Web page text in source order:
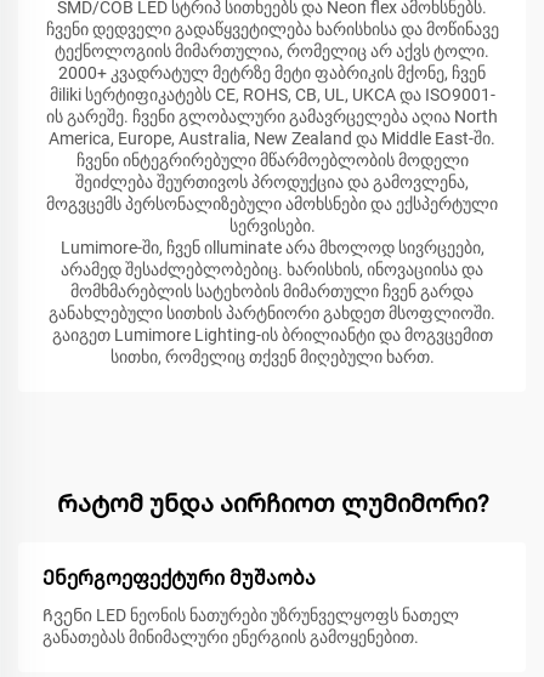
SMD/COB LED სტრიპ სითხეებს და Neon flex ამოხსნებს.
ჩვენი დედველი გადაწყვეტილება ხარისხისა და მოწინავე
ტექნოლოგიის მიმართულია, რომელიც არ აქვს ტოლი.
2000+ კვადრატულ მეტრზე მეტი ფაბრიკის მქონე, ჩვენ
მiliki სერტიფიკატებს CE, ROHS, CB, UL, UKCA და ISO9001-
ის გარეშე. ჩვენი გლობალური გამავრცელება აღია North
America, Europe, Australia, New Zealand და Middle East-ში.
ჩვენი ინტეგრირებული მწარმოებლობის მოდელი
შეიძლება შეურთივოს პროდუქცია და გამოვლენა,
მოგვცემს პერსონალიზებული ამოხსნები და ექსპერტული
სერვისები.
Lumimore-ში, ჩვენ იlluminate არა მხოლოდ სივრცეები,
არამედ შესაძლებლობებიც. ხარისხის, ინოვაციისა და
მომხმარებლის სატეხობის მიმართული ჩვენ გარდა
განახლებული სითხის პარტნიორი გახდეთ მსოფლიოში.
გაიგეთ Lumimore Lighting-ის ბრილიანტი და მოგვცემით
სითხი, რომელიც თქვენ მიღებული ხართ.
Რატომ უნდა აირჩიოთ ლუმიმორი?
Ენერგოეფექტური მუშაობა
Ჩვენი LED ნეონის ნათურები უზრუნველყოფს ნათელ
განათებას მინიმალური ენერგიის გამოყენებით.